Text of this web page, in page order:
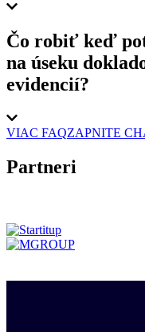
Čo robiť keď
na úseku
evidencií?
VIAC FAQZAPNITE
Partneri